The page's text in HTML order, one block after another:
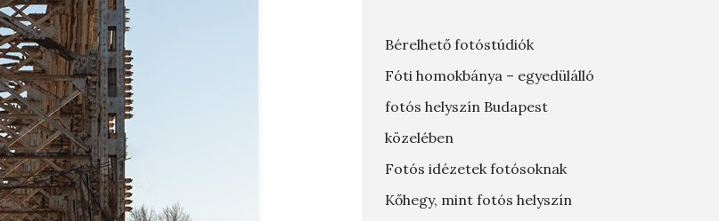
Bérelhető fotóstúdiók
Fóti homokbánya – egyedülálló
fotós helyszín Budapest
közelében
Fotós idézetek fotósoknak
Kőhegy, mint fotós helyszín